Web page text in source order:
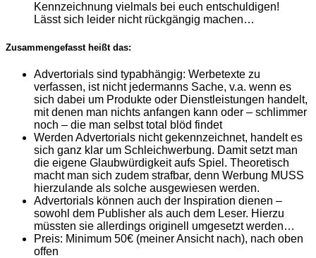
Kennzeichnung vielmals bei euch entschuldigen!
Lässt sich leider nicht rückgängig machen…
Zusammengefasst heißt das:
Advertorials sind typabhängig: Werbetexte zu
verfassen, ist nicht jedermanns Sache, v.a. wenn es
sich dabei um Produkte oder Dienstleistungen handelt,
mit denen man nichts anfangen kann oder – schlimmer
noch – die man selbst total blöd findet
Werden Advertorials nicht gekennzeichnet, handelt es
sich ganz klar um Schleichwerbung. Damit setzt man
die eigene Glaubwürdigkeit aufs Spiel. Theoretisch
macht man sich zudem strafbar, denn Werbung MUSS
hierzulande als solche ausgewiesen werden.
Advertorials können auch der Inspiration dienen –
sowohl dem Publisher als auch dem Leser. Hierzu
müssten sie allerdings originell umgesetzt werden…
Preis: Minimum 50€ (meiner Ansicht nach), nach oben
offen